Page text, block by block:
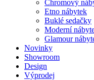
Chromový
Etno nábytek
Buklé sedačky
Moderní
Glamour
Novinky
Showroom
Design
Výprodej